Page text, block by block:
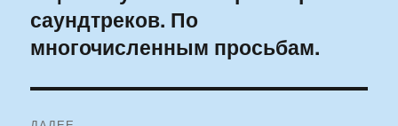
записям
запись:
саундтреков. По
многочисленным просьбам.